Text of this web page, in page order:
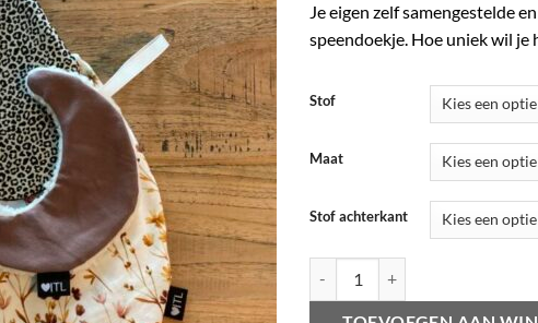
Je eigen zelf samengestelde
speendoekje. Hoe uniek wil je
Stof
Maat
Stof achterkant